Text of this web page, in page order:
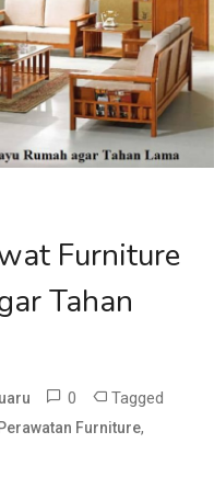
Furniture
Tahan
0 Tagged
Perawatan Furniture,